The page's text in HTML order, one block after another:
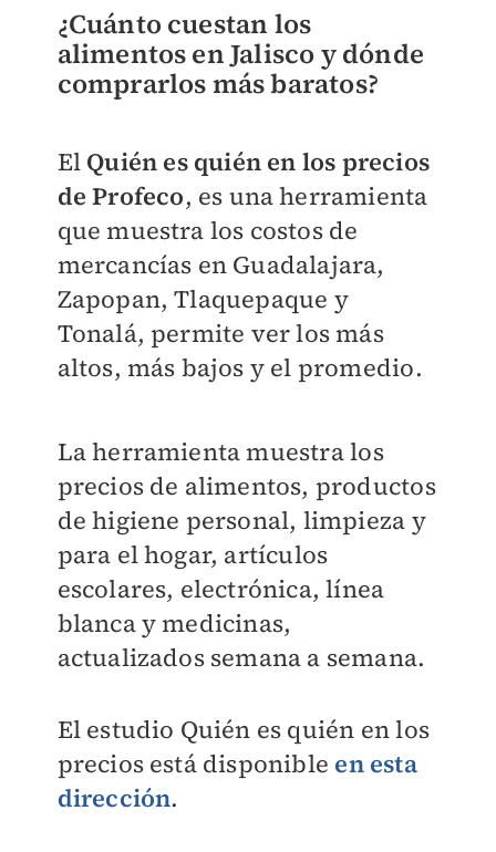
¿Cuánto cuestan los
alimentos en Jalisco y dónde
comprarlos más baratos?
El Quién es quién en los precios
de Profeco, es una herramienta
que muestra los costos de
mercancías en Guadalajara,
Zapopan, Tlaquepaque y
Tonalá, permite ver los más
altos, más bajos y el promedio.
La herramienta muestra los
precios de alimentos, productos
de higiene personal, limpieza y
para el hogar, artículos
escolares, electrónica, línea
blanca y medicinas,
actualizados semana a semana.
El estudio Quién es quién en los
precios está disponible en esta
dirección.